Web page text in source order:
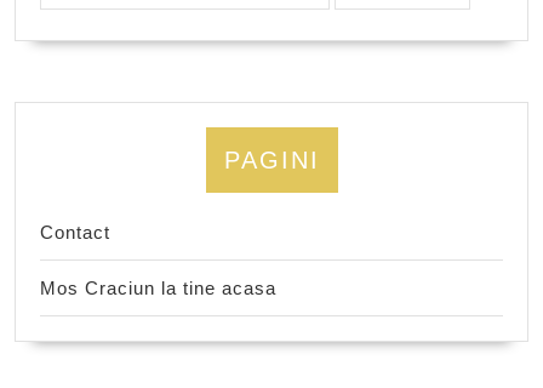
PAGINI
Contact
Mos Craciun la tine acasa